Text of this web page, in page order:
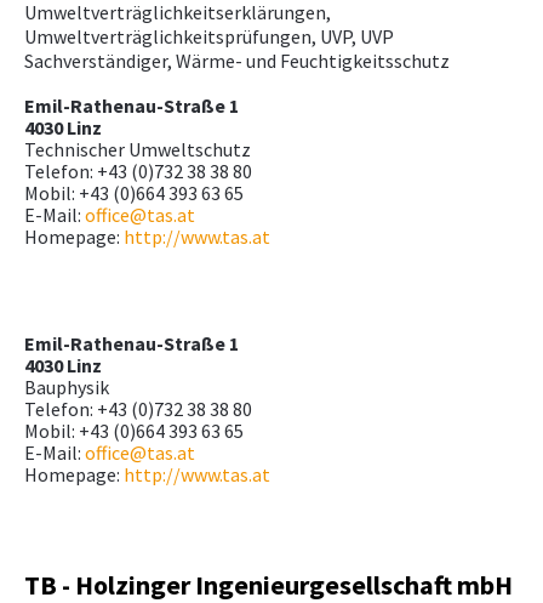
Umweltverträglichkeitserklärungen,
Umweltverträglichkeitsprüfungen, UVP, UVP
Sachverständiger, Wärme- und Feuchtigkeitsschutz
Emil-Rathenau-Straße 1
4030 Linz
Technischer Umweltschutz
Telefon: +43 (0)732 38 38 80
Mobil: +43 (0)664 393 63 65
E-Mail: office@tas.at
Homepage: http://www.tas.at
Emil-Rathenau-Straße 1
4030 Linz
Bauphysik
Telefon: +43 (0)732 38 38 80
Mobil: +43 (0)664 393 63 65
E-Mail: office@tas.at
Homepage: http://www.tas.at
TB - Holzinger Ingenieurgesellschaft mbH